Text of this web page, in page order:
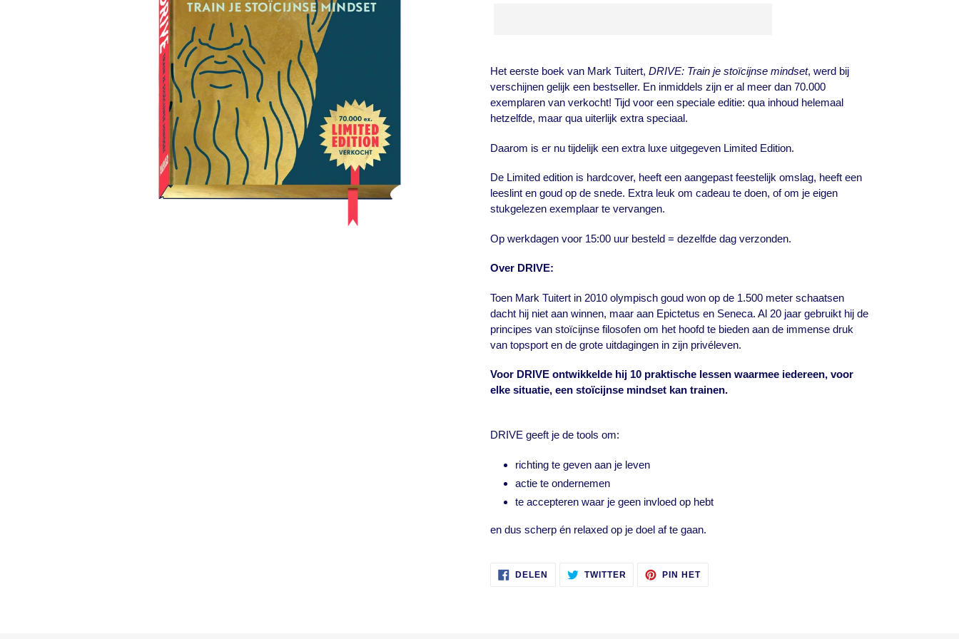
toegevoegen
winkelwagen
Het eerste boek van Mark Tuitert, DRIVE: Train je stoïcijnse mindset, werd bij
verschijnen gelijk een bestseller. En inmiddels zijn er al meer dan 70.000
exemplaren van verkocht! Tijd voor een speciale editie: qua inhoud helemaal
hetzelfde, maar qua uiterlijk extra speciaal.
Daarom is er nu tijdelijk een extra luxe uitgegeven Limited Edition.
De Limited edition is hardcover, heeft een aangepast feestelijk omslag, heeft een
leeslint en goud op de snede. Extra leuk om cadeau te doen, of om je eigen
stukgelezen exemplaar te vervangen.
Op werkdagen voor 15:00 uur besteld = dezelfde dag verzonden.
Over DRIVE:
Toen Mark Tuitert in 2010 olympisch goud won op de 1.500 meter schaatsen
dacht hij niet aan winnen, maar aan Epictetus en Seneca. Al 20 jaar gebruikt hij de
principes van stoïcijnse filosofen om het hoofd te bieden aan de immense druk
van topsport en de grote uitdagingen in zijn privéleven.
Voor DRIVE ontwikkelde hij 10 praktische lessen waarmee iedereen, voor
elke situatie, een stoïcijnse mindset kan trainen.
DRIVE geeft je de tools om:
richting te geven aan je leven
actie te ondernemen
te accepteren waar je geen invloed op hebt
en dus scherp én relaxed op je doel af te gaan.
DELEN
DELEN TWITTER TWITTERENPIN HETPINNEN